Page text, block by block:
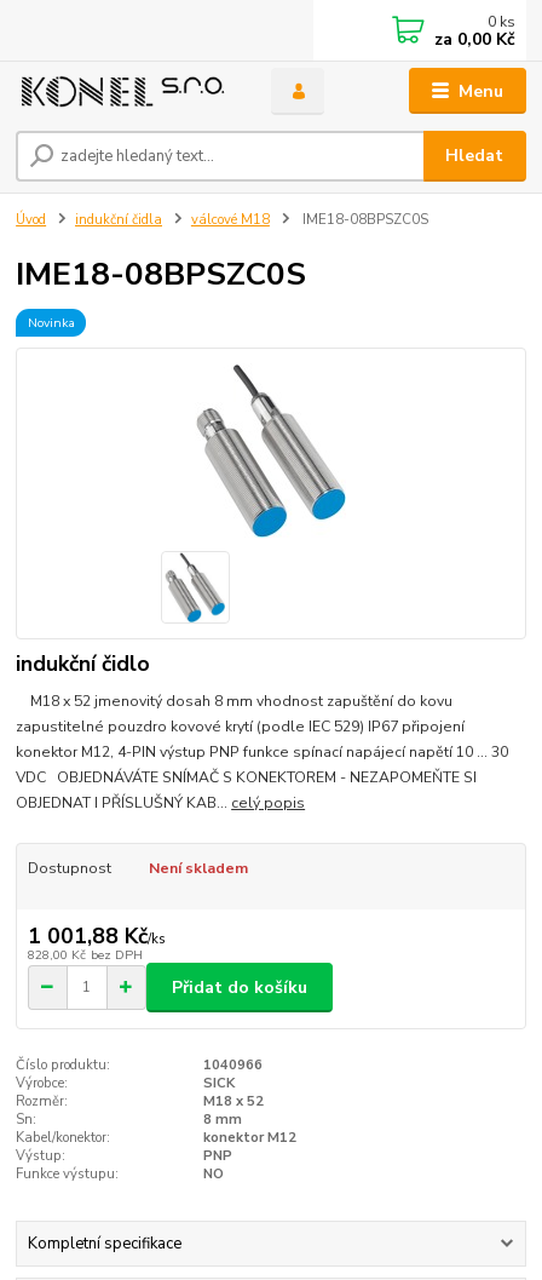
Menu
Hledat
0 ks
za 0,00 Kč
Úvod indukční čidla válcové M18 IME18-08BPSZC0S
IME18-08BPSZC0S
Novinka
indukční čidlo
M18 x 52 jmenovitý dosah 8 mm vhodnost zapuštění do kovu
zapustitelné pouzdro kovové krytí (podle IEC 529) IP67 připojení
konektor M12, 4-PIN výstup PNP funkce spínací napájecí napětí 10 ... 30
VDC OBJEDNÁVÁTE SNÍMAČ S KONEKTOREM - NEZAPOMEŇTE SI
OBJEDNAT I PŘÍSLUŠNÝ KAB... celý popis
Dostupnost Není skladem
1 001,88 Kč/ks
828,00 Kč bez DPH
Přidat do košíku
Číslo produktu:
1040966
Výrobce:
SICK
Rozměr:
M18 x 52
Sn:
8 mm
Kabel/konektor:
konektor M12
Výstup:
PNP
Funkce výstupu:
NO
Kompletní specifikace